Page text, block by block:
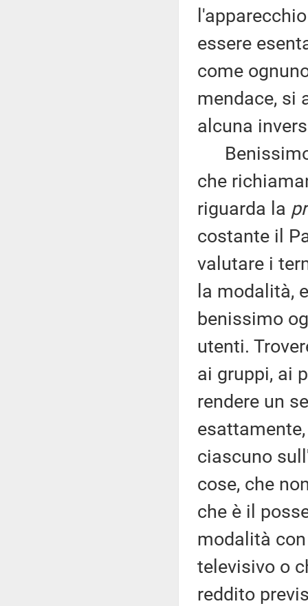
essere
come
mendace, si
alcuna
Benissimo
che
riguarda la
costante il
valutare i
la modalità,
benissimo
utenti.
ai gruppi, ai
rendere un
ciascuno
cose, che
che è il
modalità
televisivo o
reddito